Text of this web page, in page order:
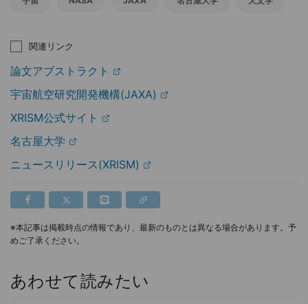
関連リンク
論文アブストラクト
宇宙航空研究開発機構(JAXA)
XRISM公式サイト
名古屋大学
ニュースリリース(XRISM)
※本記事は掲載時点の情報であり、最新のものとは異なる場合があります。予
めご了承ください。
あわせて読みたい